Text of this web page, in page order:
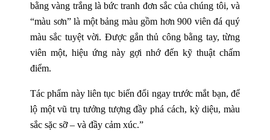
bằng vàng trắng là bức tranh đơn sắc của chúng tôi, và
“màu sơn” là một bảng màu gồm hơn 900 viên đá quý
màu sắc tuyệt vời. Được gắn thủ công bằng tay, từng
viên một, hiệu ứng này gợi nhớ đến kỹ thuật chấm
điểm.
Tác phẩm này liên tục biến đổi ngay trước mắt bạn, để
lộ một vũ trụ tưởng tượng đầy phá cách, kỳ diệu, màu
sắc sặc sỡ – và đầy cảm xúc.”